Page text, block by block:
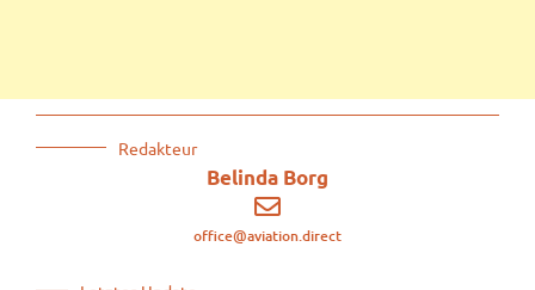
Redakteur
Belinda Borg
office@aviation.direct